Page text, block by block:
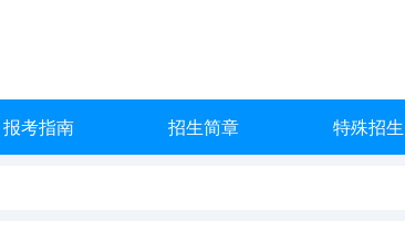
报考指南 招生简章 特殊招生